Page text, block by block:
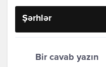
Şərhlər
Bir cavab yazın